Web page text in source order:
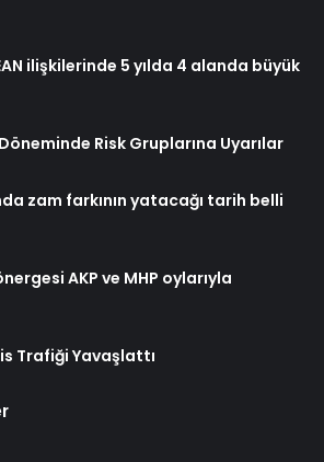
ilişkilerinde 5 yılda 4 alanda büyük
Risk Gruplarına Uyarılar
zam farkının yatacağı tarih belli
AKP ve MHP oylarıyla
Trafiği Yavaşlattı